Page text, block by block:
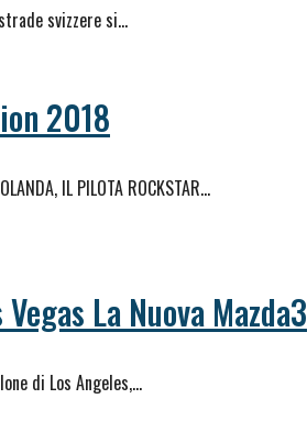
svizzere si…
2018
IL PILOTA ROCKSTAR…
La Nuova Mazda3
di Los Angeles,…